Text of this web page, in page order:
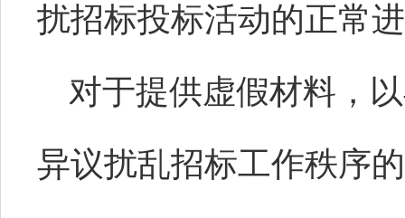
扰招标投标活动的正常
对于提供虚假材料，
异议扰乱招标工作秩序